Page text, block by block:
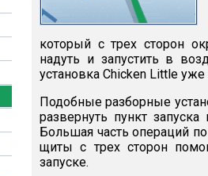
который с трех сторон
надуть и запустить в
установка Chicken Little
Подобные разборные
развернуть пункт
Большая часть операций
щиты с трех сторон
запуске.